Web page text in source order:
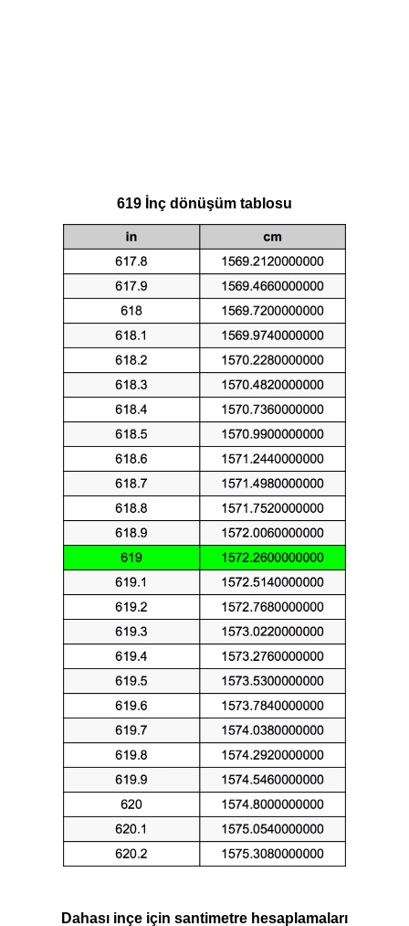
619 İnç dönüşüm tablosu
Dahası inçe için santimetre hesaplamaları